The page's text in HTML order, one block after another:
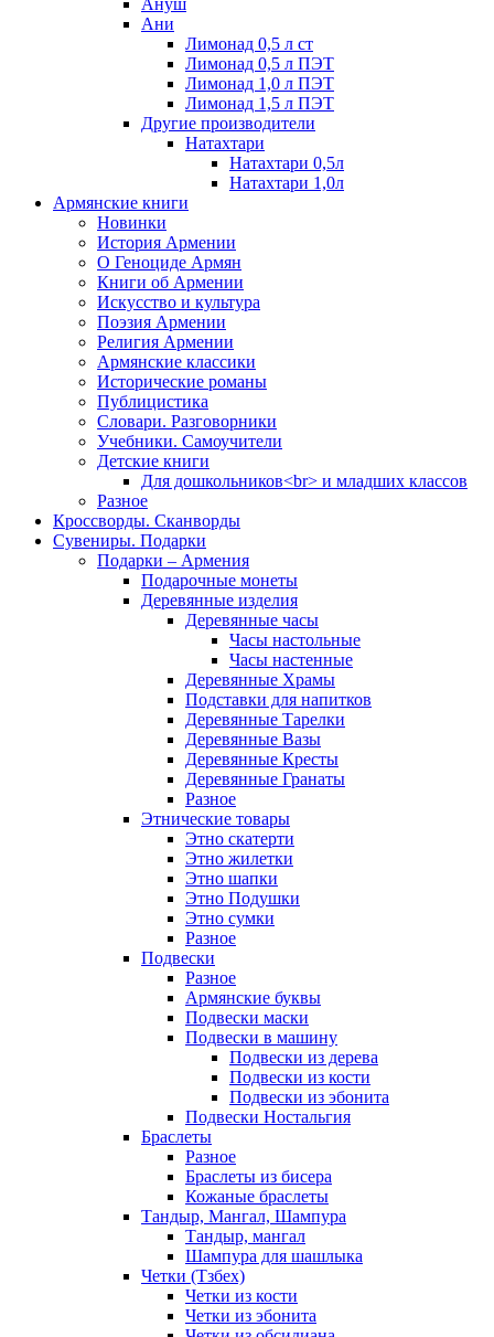
Ануш
Ани
Лимонад 0,5 л ст
Лимонад 0,5 л ПЭТ
Лимонад 1,0 л ПЭТ
Лимонад 1,5 л ПЭТ
Другие производители
Натахтари
Натахтари 0,5л
Натахтари 1,0л
Армянские книги
Новинки
История Армении
О Геноциде Армян
Книги об Армении
Иcкусство и культура
Поэзия Армении
Религия Армении
Армянские классики
Исторические романы
Публицистика
Словари. Разговорники
Учебники. Самоучители
Детские книги
Для дошкольников<br> и младших классов
Разное
Кроссворды. Сканворды
Сувениры. Подарки
Подарки – Армения
Подарочные монеты
Деревянные изделия
Деревянные часы
Часы настольные
Часы настенные
Деревянные Храмы
Подставки для напитков
Деревянные Тарелки
Деревянные Вазы
Деревянные Кресты
Деревянные Гранаты
Разное
Этнические товары
Этно скатерти
Этно жилетки
Этно шапки
Этно Подушки
Этно сумки
Разное
Подвески
Разное
Армянские буквы
Подвески маски
Подвески в машину
Подвески из дерева
Подвески из кости
Подвески из эбонита
Подвески Ностальгия
Браслеты
Разное
Браслеты из бисера
Кожаные браслеты
Тандыр, Мангал, Шампура
Тандыр, мангал
Шампура для шашлыка
Четки (Тзбех)
Четки из кости
Четки из эбонита